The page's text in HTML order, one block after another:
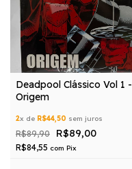
Deadpool Clássico Vol 1 -
Origem
2x de R$44,50 sem juros
R$89,90 R$89,00
R$84,55 com Pix